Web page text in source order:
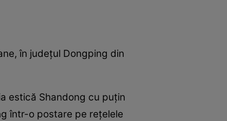
în județul Dongping din
estică Shandong cu puțin
într-o postare pe rețelele